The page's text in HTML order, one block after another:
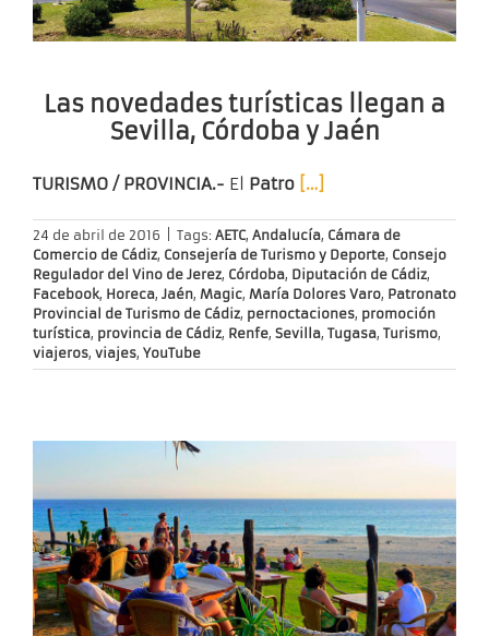
Las novedades turísticas llegan a
Sevilla, Córdoba y Jaén
TURISMO / PROVINCIA.- El Patro […]
24 de abril de 2016 Tags: AETC, Andalucía, Cámara de
Comercio de Cádiz, Consejería de Turismo y Deporte, Consejo
Regulador del Vino de Jerez, Córdoba, Diputación de Cádiz,
Facebook, Horeca, Jaén, Magic, María Dolores Varo, Patronato
Provincial de Turismo de Cádiz, pernoctaciones, promoción
turística, provincia de Cádiz, Renfe, Sevilla, Tugasa, Turismo,
viajeros, viajes, YouTube